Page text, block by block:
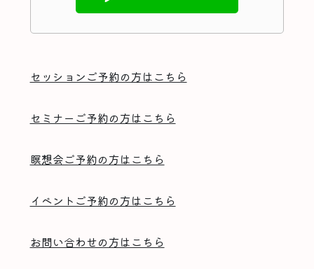
セッションご予約の方はこちら
セミナーご予約の方はこちら
瞑想会ご予約の方はこちら
イベントご予約の方はこちら
お問い合わせの方はこちら